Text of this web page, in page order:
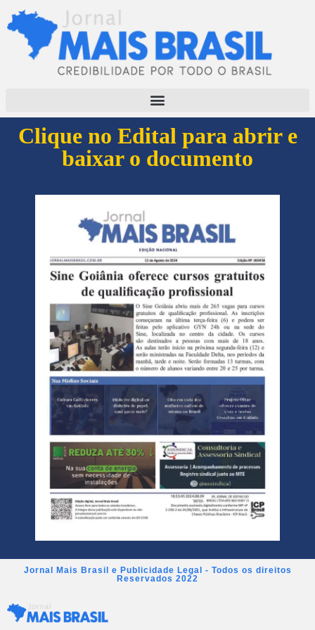
Clique no Edital para abrir e
baixar o documento
Jornal Mais Brasil e Publicidade Legal - Todos os direitos
Reservados 2022